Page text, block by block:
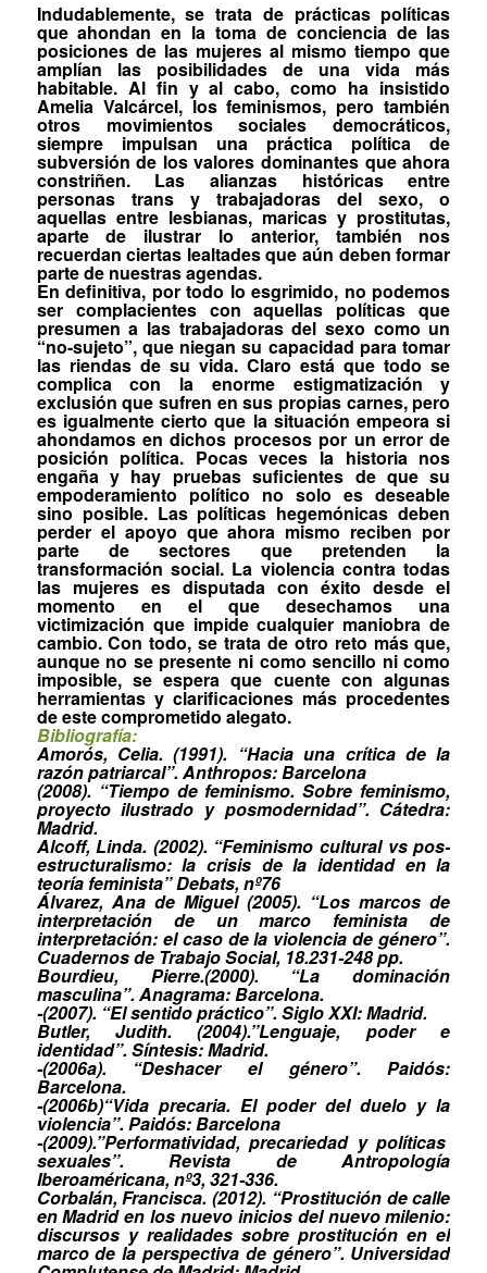
Indudablemente, se trata de prácticas políticas
que ahondan en la toma de conciencia de las
posiciones de las mujeres al mismo tiempo que
amplían las posibilidades de una vida más
habitable. Al fin y al cabo, como ha insistido
Amelia Valcárcel, los feminismos, pero también
otros movimientos sociales democráticos,
siempre impulsan una práctica política de
subversión de los valores dominantes que ahora
constriñen. Las alianzas históricas entre
personas trans y trabajadoras del sexo, o
aquellas entre lesbianas, maricas y prostitutas,
aparte de ilustrar lo anterior, también nos
recuerdan ciertas lealtades que aún deben formar
parte de nuestras agendas.
En definitiva, por todo lo esgrimido, no podemos
ser complacientes con aquellas políticas que
presumen a las trabajadoras del sexo como un
“no-sujeto”, que niegan su capacidad para tomar
las riendas de su vida. Claro está que todo se
complica con la enorme estigmatización y
exclusión que sufren en sus propias carnes, pero
es igualmente cierto que la situación empeora si
ahondamos en dichos procesos por un error de
posición política. Pocas veces la historia nos
engaña y hay pruebas suficientes de que su
empoderamiento político no solo es deseable
sino posible. Las políticas hegemónicas deben
perder el apoyo que ahora mismo reciben por
parte de sectores que pretenden la
transformación social. La violencia contra todas
las mujeres es disputada con éxito desde el
momento en el que desechamos una
victimización que impide cualquier maniobra de
cambio. Con todo, se trata de otro reto más que,
aunque no se presente ni como sencillo ni como
imposible, se espera que cuente con algunas
herramientas y clarificaciones más procedentes
de este comprometido alegato.
Bibliografía:
Amorós, Celia. (1991). “Hacia una crítica de la
razón patriarcal”. Anthropos: Barcelona
(2008). “Tiempo de feminismo. Sobre feminismo,
proyecto ilustrado y posmodernidad”. Cátedra:
Madrid.
Alcoff, Linda. (2002). “Feminismo cultural vs pos-
estructuralismo: la crisis de la identidad en la
teoría feminista” Debats, nº76
Álvarez, Ana de Miguel (2005). “Los marcos de
interpretación de un marco feminista de
interpretación: el caso de la violencia de género”.
Cuadernos de Trabajo Social, 18.231-248 pp.
Bourdieu, Pierre.(2000). “La dominación
masculina”. Anagrama: Barcelona.
-(2007). “El sentido práctico”. Siglo XXI: Madrid.
Butler, Judith. (2004).”Lenguaje, poder e
identidad”. Síntesis: Madrid.
-(2006a). “Deshacer el género”. Paidós:
Barcelona.
-(2006b)“Vida precaria. El poder del duelo y la
violencia”. Paidós: Barcelona
-(2009).”Performatividad, precariedad y políticas
sexuales”. Revista de Antropología
Iberoaméricana, nº3, 321-336.
Corbalán, Francisca. (2012). “Prostitución de calle
en Madrid en los nuevo inicios del nuevo milenio:
discursos y realidades sobre prostitución en el
marco de la perspectiva de género”. Universidad